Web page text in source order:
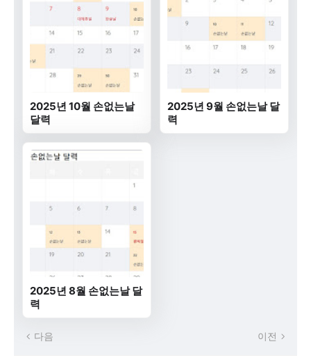
2025년 10월 손없는날
달력
2025년 9월 손없는날 달
력
2025년 8월 손없는날 달
력
다음 이전